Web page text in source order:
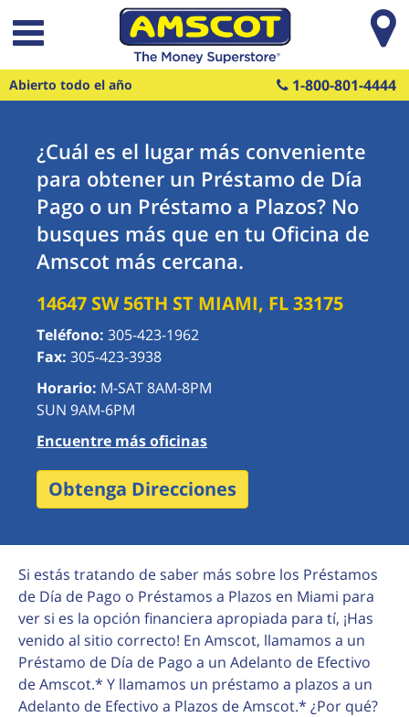
Saltar al contenido principal
Abierto todo el año 1-800-801-4444
¿Cuál es el lugar más conveniente
para obtener un Préstamo de Día
Pago o un Préstamo a Plazos? No
busques más que en tu Oficina de
Amscot más cercana.
14647 SW 56TH ST MIAMI, FL33175
Teléfono: 305-423-1962
Fax: 305-423-3938
Horario: M-SAT 8AM-8PM
SUN 9AM-6PM
Encuentre más oficinas
Obtenga Direcciones
Si estás tratando de saber más sobre los Préstamos
de Día de Pago o Préstamos a Plazos en Miami para
ver si es la opción financiera apropiada para tí, ¡Has
venido al sitio correcto! En Amscot, llamamos a un
Préstamo de Día de Pago a un Adelanto de Efectivo
de Amscot.* Y llamamos un préstamo a plazos a un
Adelanto de Efectivo a Plazos de Amscot.* ¿Por qué?